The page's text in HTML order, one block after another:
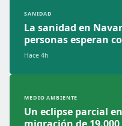
SANIDAD
La sanidad en
personas esperan
Hace 4h
MEDIO AMBIENTE
Un eclipse parcial